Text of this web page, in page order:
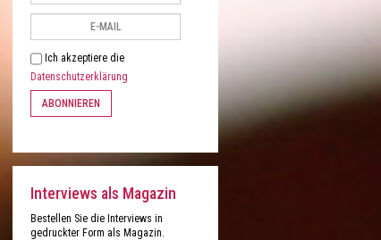
Ich akzeptiere die
Datenschutzerklärung
ABONNIEREN
Interviews als Magazin
Bestellen Sie die Interviews in
gedruckter Form als Magazin.